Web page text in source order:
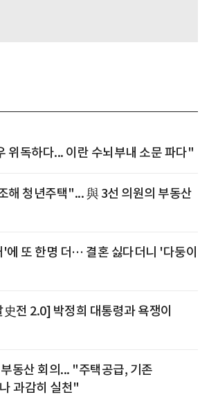
위독하다... 이란 수뇌부내 소문 파다"
해 청년주택"... 與 3선 의원의 부동산
에 또 한명 더… 결혼 싫다더니 '다둥이
전 2.0] 박정희 대통령과 욕쟁이
동산 회의... "주택공급, 기존
과감히 실천"